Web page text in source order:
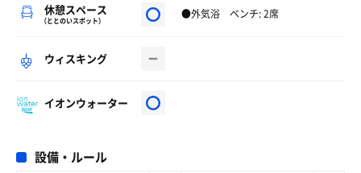
休憩スペース
（ととのいスポット） ●外気浴 ベンチ: 2席
ウィスキング
イオンウォーター
設備・ルール